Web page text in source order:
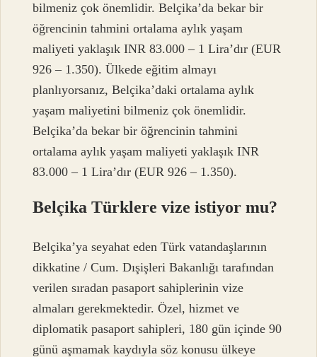
bilmeniz çok önemlidir. Belçika’da bekar bir
öğrencinin tahmini ortalama aylık yaşam
maliyeti yaklaşık INR 83.000 – 1 Lira’dır (EUR
926 – 1.350). Ülkede eğitim almayı
planlıyorsanız, Belçika’daki ortalama aylık
yaşam maliyetini bilmeniz çok önemlidir.
Belçika’da bekar bir öğrencinin tahmini
ortalama aylık yaşam maliyeti yaklaşık INR
83.000 – 1 Lira’dır (EUR 926 – 1.350).
Belçika Türklere vize istiyor mu?
Belçika’ya seyahat eden Türk vatandaşlarının
dikkatine / Cum. Dışişleri Bakanlığı tarafından
verilen sıradan pasaport sahiplerinin vize
almaları gerekmektedir. Özel, hizmet ve
diplomatik pasaport sahipleri, 180 gün içinde 90
günü aşmamak kaydıyla söz konusu ülkeye